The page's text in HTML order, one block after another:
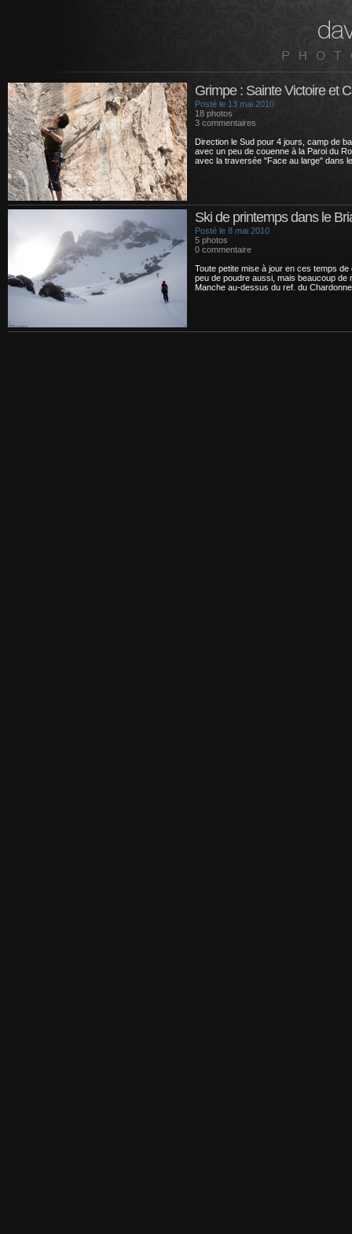
Grimpe : Sainte Victoire et
Posté le 13 mai 2010
18 photos
3 commentaires
Direction le Sud pour 4 jours, camp de
avec un peu de couenne à la Paroi du
avec la traversée "Face au large" dans
Ski de printemps dans le
Posté le 8 mai 2010
5 photos
0 commentaire
Toute petite mise à jour en ces temps
peu de poudre aussi, mais beaucoup de
Manche au-dessus du ref. du